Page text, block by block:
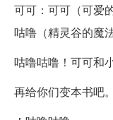
可可：可可（可爱
咕噜（精灵谷的魔
咕噜咕噜！可可和
再给你们变本书吧。